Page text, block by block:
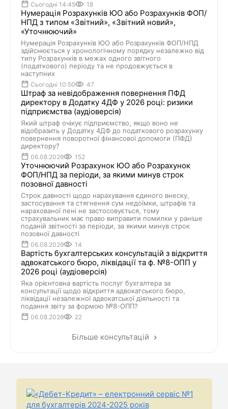
Сьогодні 14:45 18
Нумерація Розрахунків ЮО або Розрахунків ФОП/
НПД з типом «Звітний», «Звітний новий»,
«Уточнюючий»
Нумерація Розрахунків ЮО або Розрахунків ФОП/НПД
здійснюється у хронологічному порядку незалежно від
типу Розрахунків в межах одного звітного
(податкового) періоду та не продовжується в
наступних
Сьогодні 10:50 47
Штраф за невідображення повернення ПФД
директору в Додатку 4ДФ у 2026 році: ризики
підприємства (аудіоверсія)
Який штраф очікує підприємство, якщо воно не
відобразить у Додатку 4ДФ до податкового розрахунку
повернення поворотної фінансової допомоги (ПФД)
директору?
06.08.2026 152
Уточнюючий Розрахунок ЮО або Розрахунок
ФОП/НПД за періоди, за якими минув строк
позовної давності
Строк давності щодо нарахування єдиного внеску,
застосування та стягнення сум недоїмки, штрафів та
нарахованої пені не застосовується, тому
страхувальник має право виправити помилки у раніше
поданій звітності за періоди, за якими минув строк
позовної давності
06.08.2026 14
Вартість бухгалтерських консультацій з відкриття
адвокатського бюро, ліквідації та ф. №8-ОПП у
2026 році (аудіоверсія)
Яка орієнтовна вартість послуг бухгалтера за
консультації щодо відкриття адвокатського бюро,
ліквідації незалежної адвокатської діяльності та
подання звіту за формою №8-ОПП?
06.08.2026 22
Більше консультацій